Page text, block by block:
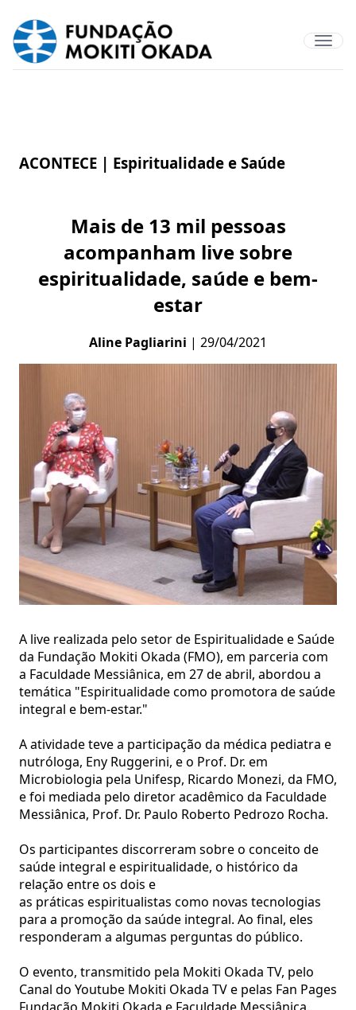
ACONTECE | Espiritualidade e Saúde
Mais de 13 mil pessoas
acompanham live sobre
espiritualidade, saúde e bem-
estar
Aline Pagliarini | 29/04/2021
A live realizada pelo setor de Espiritualidade e Saúde
da Fundação Mokiti Okada (FMO), em parceria com
a Faculdade Messiânica, em 27 de abril, abordou a
temática "Espiritualidade como promotora de saúde
integral e bem-estar."
A atividade teve a participação da médica pediatra e
nutróloga, Eny Ruggerini, e o Prof. Dr. em
Microbiologia pela Unifesp, Ricardo Monezi, da FMO,
e foi mediada pelo diretor acadêmico da Faculdade
Messiânica, Prof. Dr. Paulo Roberto Pedrozo Rocha.
Os participantes discorreram sobre o conceito de
saúde integral e espiritualidade, o histórico da
relação entre os dois e
as práticas espiritualistas como novas tecnologias
para a promoção da saúde integral. Ao final, eles
responderam a algumas perguntas do público.
O evento, transmitido pela Mokiti Okada TV, pelo
Canal do Youtube Mokiti Okada TV e pelas Fan Pages